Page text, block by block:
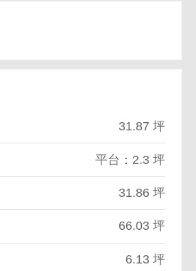
31.87 坪
平台：2.3 坪
31.86 坪
66.03 坪
6.13 坪